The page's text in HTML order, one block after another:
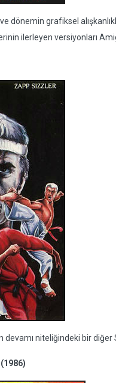
dönemin grafiksel
ilerleyen versiyonları
niteliğindeki bir diğer